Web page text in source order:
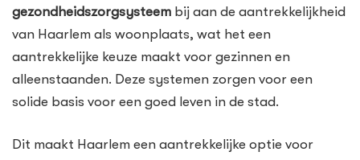
gezondheidszorgsysteem bij aan de aantrekkelijkheid
van Haarlem als woonplaats, wat het een
aantrekkelijke keuze maakt voor gezinnen en
alleenstaanden. Deze systemen zorgen voor een
solide basis voor een goed leven in de stad.
Dit maakt Haarlem een aantrekkelijke optie voor